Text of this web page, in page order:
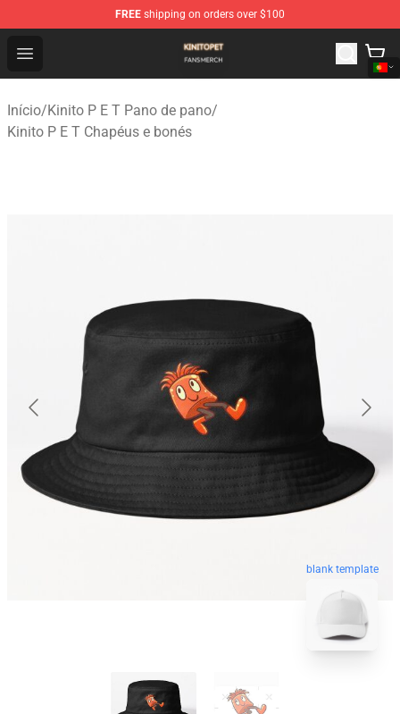
FREE shipping on orders over $100
Open menu
Kinito P E T Shop - Official Kinito P E T Merchandise
Início/Kinito P E T Pano de pano/
Kinito P E T Chapéus e bonés
blank template